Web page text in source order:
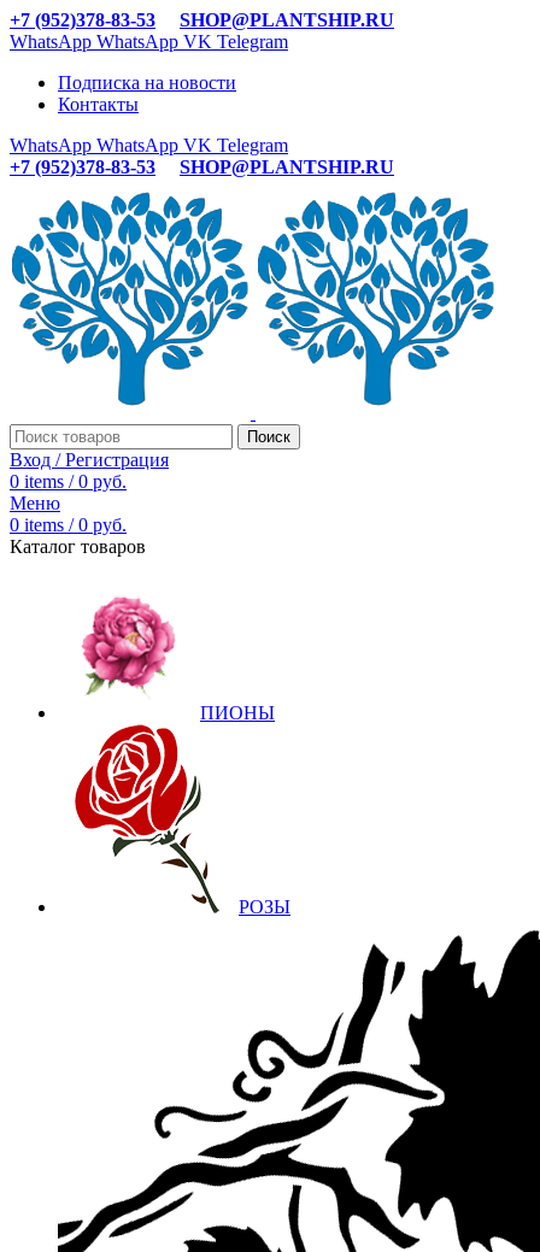
+7 (952)378-83-53
SHOP@PLANTSHIP.RU
WhatsApp WhatsApp VK Telegram
Подписка на новости
Контакты
WhatsApp WhatsApp VK Telegram
+7 (952)378-83-53
SHOP@PLANTSHIP.RU
Поиск
Вход / Регистрация
0 items / 0 руб.
Меню
0 items / 0 руб.
Каталог товаров
ПИОНЫ
РОЗЫ